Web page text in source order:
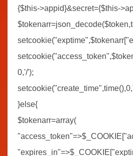
{$this->appid}&secret={$this-
0,'/');
}else{
$tokenarr=array(